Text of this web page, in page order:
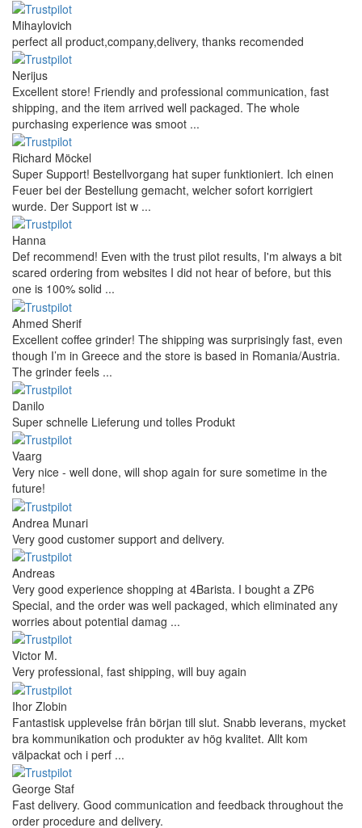
Mihaylovich
perfect all product,company,delivery, thanks recomended
Nerijus
Excellent store! Friendly and professional communication, fast
shipping, and the item arrived well packaged. The whole
purchasing experience was smoot ...
Richard Möckel
Super Support! Bestellvorgang hat super funktioniert. Ich einen
Feuer bei der Bestellung gemacht, welcher sofort korrigiert
wurde. Der Support ist w ...
Hanna
Def recommend! Even with the trust pilot results, I'm always a bit
scared ordering from websites I did not hear of before, but this
one is 100% solid ...
Ahmed Sherif
Excellent coffee grinder! The shipping was surprisingly fast, even
though I’m in Greece and the store is based in Romania/Austria.
The grinder feels ...
Danilo
Super schnelle Lieferung und tolles Produkt
Vaarg
Very nice - well done, will shop again for sure sometime in the
future!
Andrea Munari
Very good customer support and delivery.
Andreas
Very good experience shopping at 4Barista. I bought a ZP6
Special, and the order was well packaged, which eliminated any
worries about potential damag ...
Victor M.
Very professional, fast shipping, will buy again
Ihor Zlobin
Fantastisk upplevelse från början till slut. Snabb leverans, mycket
bra kommunikation och produkter av hög kvalitet. Allt kom
välpackat och i perf ...
George Staf
Fast delivery. Good communication and feedback throughout the
order procedure and delivery.